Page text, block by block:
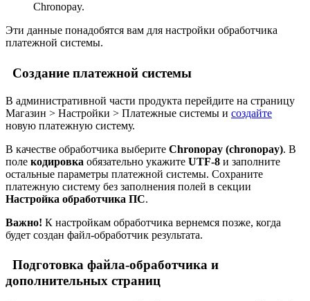
Chronopay.
Эти данные понадобятся вам для настройки обработчика
платежной системы.
Создание платежной системы
В административной части продукта перейдите на страницу
Магазин > Настройки > Платежные системы и создайте
новую платежную систему.
В качестве обработчика выберите Chronopay (chronopay). В
поле кодировка обязательно укажите UTF-8 и заполните
остальные параметры платежной системы. Сохраните
платежную систему без заполнения полей в секции
Настройка обработчика ПС.
Важно! К настройкам обработчика вернемся позже, когда
будет создан файл-обработчик результата.
Подготовка файла-обработчика и
дополнительных страниц